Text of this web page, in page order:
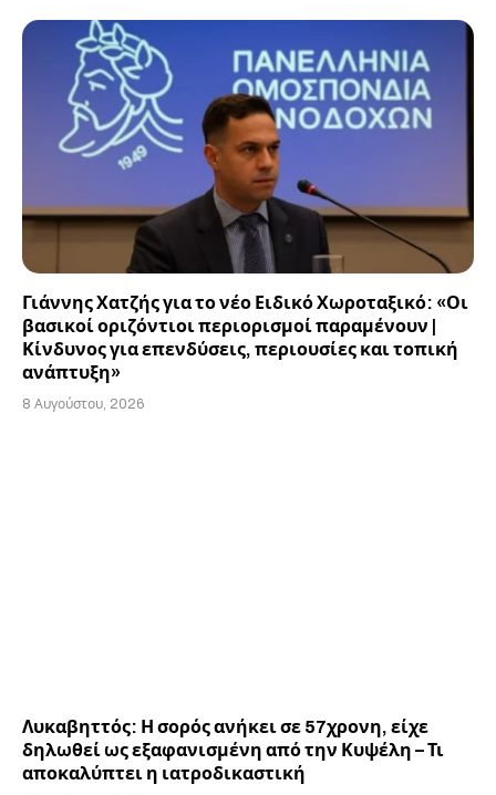
Γιάννης Χατζής για το νέο Ειδικό Χωροταξικό: «Οι
βασικοί οριζόντιοι περιορισμοί παραμένουν |
Κίνδυνος για επενδύσεις, περιουσίες και τοπική
ανάπτυξη»
8 Αυγούστου, 2026
Λυκαβηττός: Η σορός ανήκει σε 57χρονη, είχε
δηλωθεί ως εξαφανισμένη από την Κυψέλη – Τι
αποκαλύπτει η ιατροδικαστική